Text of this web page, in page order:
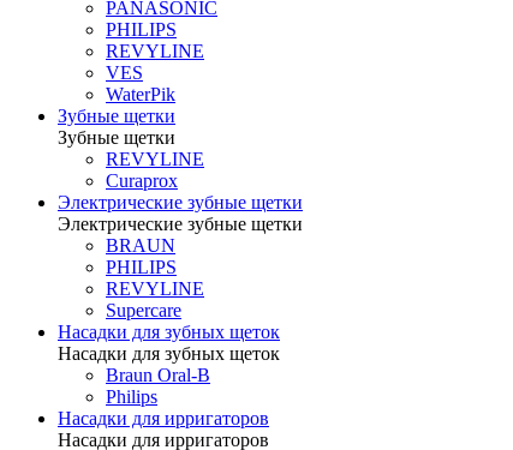
PANASONIC
PHILIPS
REVYLINE
VES
WaterPik
Зубные щетки
Зубные щетки
REVYLINE
Curaprox
Электрические зубные щетки
Электрические зубные щетки
BRAUN
PHILIPS
REVYLINE
Supercare
Насадки для зубных щеток
Насадки для зубных щеток
Braun Oral-B
Philips
Насадки для ирригаторов
Насадки для ирригаторов